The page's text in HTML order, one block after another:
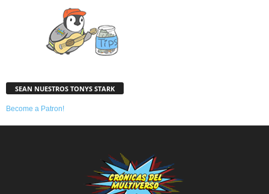
SEAN NUESTROS TONYS STARK
Become a Patron!